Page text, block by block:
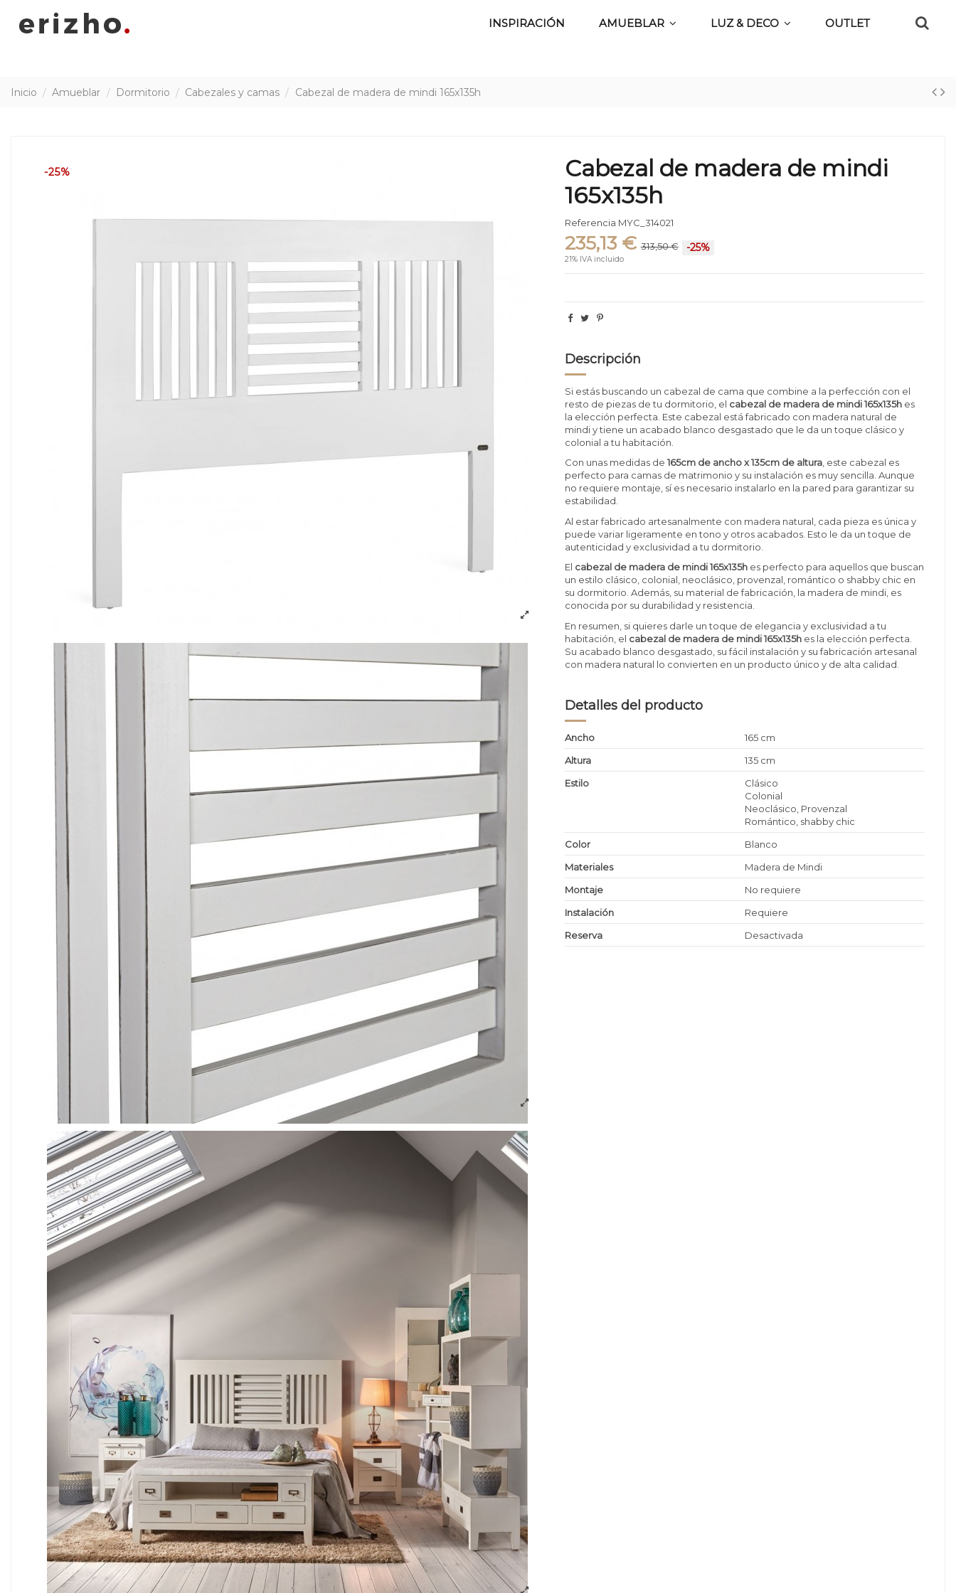
INSPIRACIÓN AMUEBLAR LUZ & DECO OUTLET
Inicio Amueblar Dormitorio Cabezales y camas Cabezal de madera de mindi 165x135h
-25%
Cabezal de madera de mindi
165x135h
Referencia MYC_314021
235,13 € 313,50 € -25%
21% IVA incluido
Descripción
Si estás buscando un cabezal de cama que combine a la perfección con el
resto de piezas de tu dormitorio, el cabezal de madera de mindi 165x135h es
la elección perfecta. Este cabezal está fabricado con madera natural de
mindi y tiene un acabado blanco desgastado que le da un toque clásico y
colonial a tu habitación.
Con unas medidas de165cm de ancho x 135cm de altura, este cabezal es
perfecto para camas de matrimonio y su instalación es muy sencilla. Aunque
no requiere montaje, sí es necesario instalarlo en la pared para garantizar su
estabilidad.
Al estar fabricado artesanalmente con madera natural, cada pieza es única y
puede variar ligeramente en tono y otros acabados. Esto le da un toque de
autenticidad y exclusividad a tu dormitorio.
El cabezal de madera de mindi 165x135h es perfecto para aquellos que buscan
un estilo clásico, colonial, neoclásico, provenzal, romántico o shabby chic en
su dormitorio. Además, su material de fabricación, la madera de mindi, es
conocida por su durabilidad y resistencia.
En resumen, si quieres darle un toque de elegancia y exclusividad a tu
habitación, el cabezal de madera de mindi 165x135h es la elección perfecta.
Su acabado blanco desgastado, su fácil instalación y su fabricación artesanal
con madera natural lo convierten en un producto único y de alta calidad.
Detalles del producto
Ancho
165 cm
Altura
135 cm
Estilo
Clásico
Colonial
Neoclásico, Provenzal
Romántico, shabby chic
Color
Blanco
Materiales
Madera de Mindi
Montaje
No requiere
Instalación
Requiere
Reserva
Desactivada